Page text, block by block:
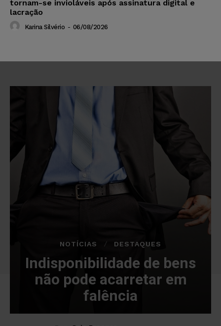
tornam-se invioláveis após assinatura digital e
lacração
Karina Silvério - 06/08/2026